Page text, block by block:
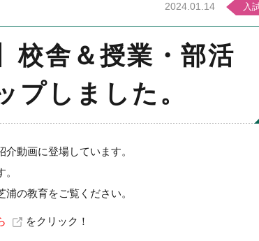
2024.01.14 入
校舎＆授業・部活
プしました。
動画に登場しています。
の教育をご覧ください。
をクリック！